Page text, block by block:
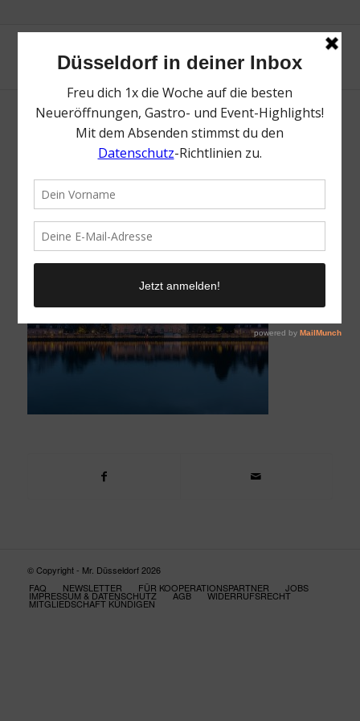
Weihnachtsmarkt Schloss Benrath | Mr.
© Copyright - Mr. Düsseldorf 2026
FAQ
NEWSLETTER FÜR KOOPERATIONSPARTNER JOBS
IMPRESSUM & DATENSCHUTZ AGB WIDERRUFSRECHT
MITGLIEDSCHAFT KÜNDIGEN